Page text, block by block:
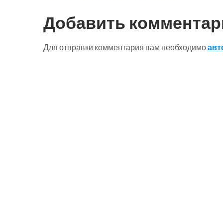
по
записям
Добавить
Для отправки комментария вам необходимо